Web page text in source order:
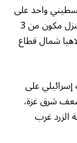
واحد على
الأقل، وإصابة آخرين في استهداف منزل مكون من 3
شمال قطاع
على
شرق غزة،
غرب